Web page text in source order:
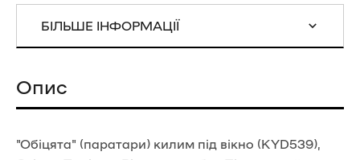
БІЛЬШЕ ІНФОРМАЦІЇ
Опис
"Обіцята" (паратари) килим під вікно (KYD539),